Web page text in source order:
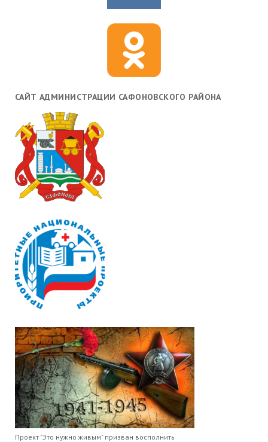
САЙТ АДМИНИСТРАЦИИ САФОНОВСКОГО РАЙОНА
Проект "Это нужно живым" призван восполнить